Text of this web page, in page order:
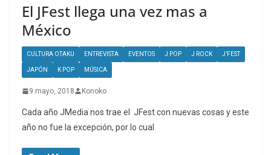
El JFest llega una vez mas a
México
CULTURA OTAKU ENTREVISTA EVENTOS J POP J ROCK J’FEST
JAPÓN K POP MÚSICA
9 mayo, 2018 Konoko
Cada año JMedia nos trae el JFest con nuevas cosas y este
año no fue la excepción, por lo cual